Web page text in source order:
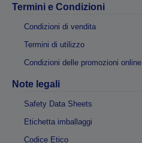
Termini e Condizioni
Condizioni di vendita
Termini di utilizzo
Condizioni delle promozioni online
Note legali
Safety Data Sheets
Etichetta imballaggi
Codice Etico